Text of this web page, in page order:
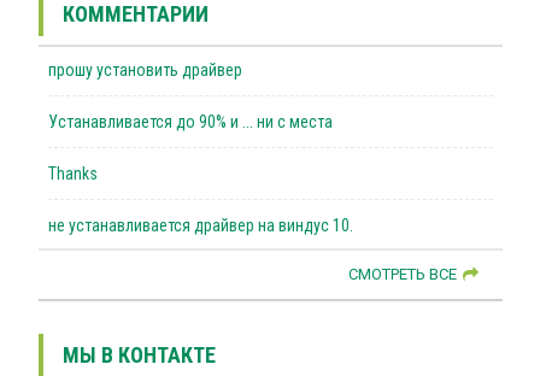
КОММЕНТАРИИ
прошу установить драйвер
Устанавливается до 90% и ... ни с места
Thanks
не устанавливается драйвер на виндус 10.
СМОТРЕТЬ ВСЕ
МЫ В КОНТАКТЕ